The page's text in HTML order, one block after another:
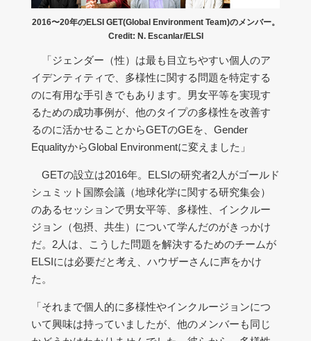
2016〜20年のELSI GET(Global Environment Team)のメンバー。
Credit: N. Escanlar/ELSI
「ジェンダー（性）は最も目立ちやすい個人のア
イデンティティで、多様性に関する問題を特定する
のに有用な手引きでもあります。男女平等を実現す
るための成功事例が、他のタイプの多様性を改善す
るのに活かせることからGETのGEを、Gender
EqualityからGlobal Environmentに変えました」
GETの設立は2016年。ELSIの研究者2人がゴールド
シュミット国際会議（地球化学に関する研究集会）
のあるセッションで男女平等、多様性、インクルー
ジョン（包摂、共生）について学んだのがきっかけ
だ。2人は、こうした問題を解決するためのチームが
ELSIには必要だと考え、ハウザーさんに声をかけ
た。
「それまで個人的に多様性やインクルージョンにつ
いて興味は持っていましたが、他のメンバーも同じ